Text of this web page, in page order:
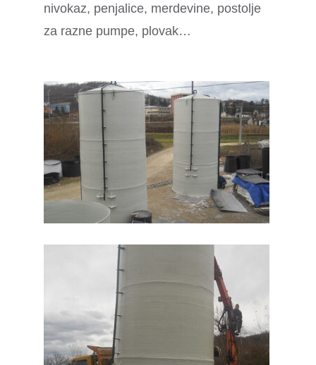
nivokaz, penjalice, merdevine, postolje
za razne pumpe, plovak…